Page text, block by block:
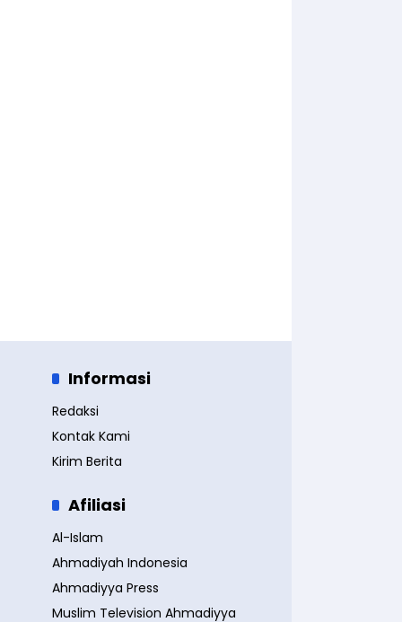
Informasi
Redaksi
Kontak Kami
Kirim Berita
Afiliasi
Al-Islam
Ahmadiyah Indonesia
Ahmadiyya Press
Muslim Television Ahmadiyya